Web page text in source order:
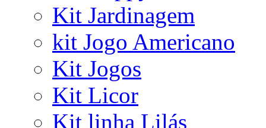
Kit Jardinagem
kit Jogo Americano
Kit Jogos
Kit Licor
Kit linha Lilás